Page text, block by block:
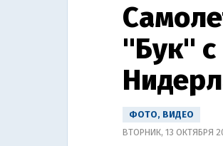
"Бук"
ФОТО, ВИДЕО
ВТОРНИК, 13 ОКТЯБРЯ